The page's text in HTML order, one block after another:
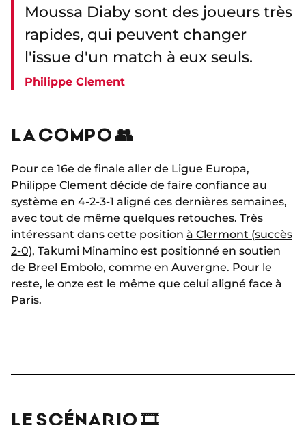
Moussa Diaby sont des joueurs très
rapides, qui peuvent changer
l'issue d'un match à eux seuls.
Philippe Clement
LA COMPO 👥
Pour ce 16e de finale aller de Ligue Europa,
Philippe Clement décide de faire confiance au
système en 4-2-3-1 aligné ces dernières semaines,
avec tout de même quelques retouches. Très
intéressant dans cette position à Clermont (succès
2-0), Takumi Minamino est positionné en soutien
de Breel Embolo, comme en Auvergne. Pour le
reste, le onze est le même que celui aligné face à
Paris.
LE SCÉNARIO 🎞